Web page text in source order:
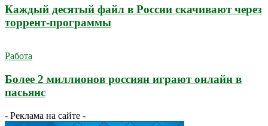
Каждый десятый файл в России скачивают через
торрент-программы
Работа
Более 2 миллионов россиян играют онлайн в
пасьянс
- Реклама на сайте -